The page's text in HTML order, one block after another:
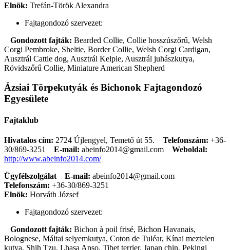
Elnök: Trefán-Török Alexandra
Fajtagondozó szervezet:
Gondozott fajták: Bearded Collie, Collie hosszúszőrű, Welsh
Corgi Pembroke, Sheltie, Border Collie, Welsh Corgi Cardigan,
Ausztrál Cattle dog, Ausztrál Kelpie, Ausztrál juhászkutya,
Rövidszőrű Collie, Miniature American Shepherd
Ázsiai Törpekutyák és Bichonok Fajtagondozó
Egyesülete
Fajtaklub
Hivatalos cím: 2724 Újlengyel, Temető út 55. Telefonszám: +36-
30/869-3251
E-mail: abeinfo2014@gmail.com
Weboldal:
http://www.abeinfo2014.com/
Ügyfélszolgálat
E-mail: abeinfo2014@gmail.com
Telefonszám: +36-30/869-3251
Elnök: Horváth József
Fajtagondozó szervezet:
Gondozott fajták: Bichon à poil frisé, Bichon Havanais,
Bolognese, Máltai selyemkutya, Coton de Tuléar, Kínai meztelen
kutya, Shih Tzu, Lhasa Apso, Tibet terrier, Japan chin, Pekingi